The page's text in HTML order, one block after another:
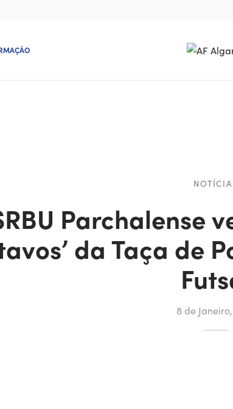
Parchalense
da Taça de
8 de